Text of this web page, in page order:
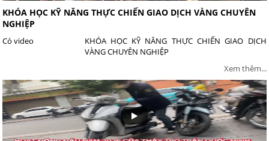
KHÓA HỌC KỸ NĂNG THỰC CHIẾN GIAO DỊCH VÀNG CHUYÊN
NGHIỆP
KHÓA HỌC KỸ NĂNG THỰC CHIẾN GIAO DỊCH
VÀNG CHUYÊN NGHIỆP
Có video
Xem thêm...